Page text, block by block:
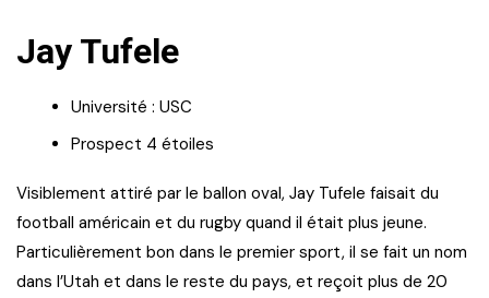
Jay Tufele
Université : USC
Prospect 4 étoiles
Visiblement attiré par le ballon oval, Jay Tufele faisait du
football américain et du rugby quand il était plus jeune.
Particulièrement bon dans le premier sport, il se fait un nom
dans l’Utah et dans le reste du pays, et reçoit plus de 20